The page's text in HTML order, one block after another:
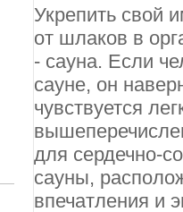
Укрепить свой
от шлаков в
- сауна. Если
сауне, он
чувствуется
для сердечно-
сауны,
впечатления и